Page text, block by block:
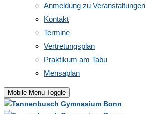
Anmeldung zu Veranstaltungen
Kontakt
Termine
Vertretungsplan
Praktikum am Tabu
Mensaplan
Mobile Menu Toggle